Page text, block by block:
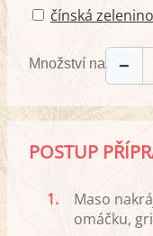
čínská
Množství na −
POSTUP
1.
Maso
omáčku,